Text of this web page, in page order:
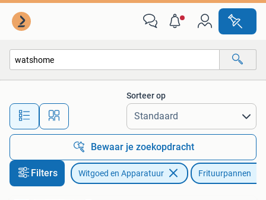
Alle afstanden…
Sorteer op
Bewaar je zoekopdracht
Filters Witgoed en Apparatuur Frituurpannen